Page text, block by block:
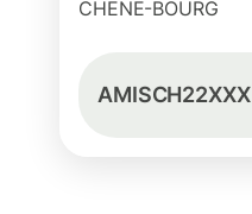
CHENE-BOURG
AMISCH22XXX